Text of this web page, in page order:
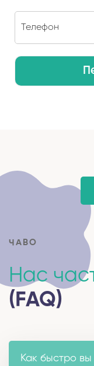
ЧАВО
Нас
(FAQ)
Как быстро вы